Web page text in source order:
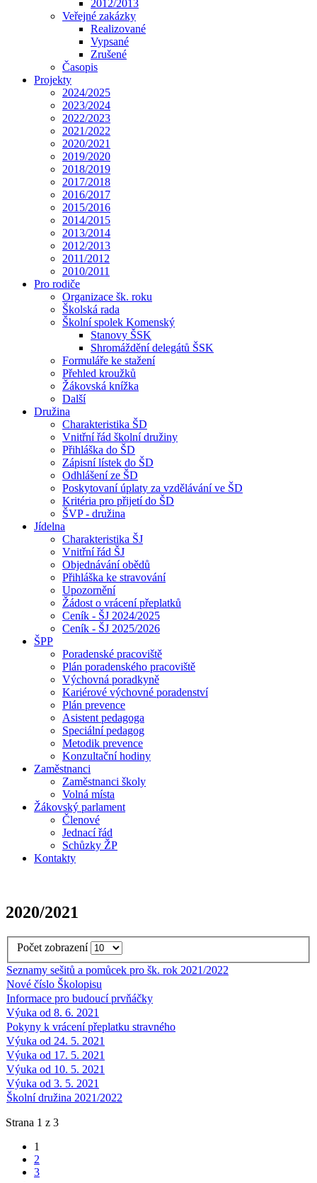
2012/2013
Veřejné zakázky
Realizované
Vypsané
Zrušené
Časopis
Projekty
2024/2025
2023/2024
2022/2023
2021/2022
2020/2021
2019/2020
2018/2019
2017/2018
2016/2017
2015/2016
2014/2015
2013/2014
2012/2013
2011/2012
2010/2011
Pro rodiče
Organizace šk. roku
Školská rada
Školní spolek Komenský
Stanovy ŠSK
Shromáždění delegátů ŠSK
Formuláře ke stažení
Přehled kroužků
Žákovská knížka
Další
Družina
Charakteristika ŠD
Vnitřní řád školní družiny
Přihláška do ŠD
Zápisní lístek do ŠD
Odhlášení ze ŠD
Poskytovaní úplaty za vzdělávání ve ŠD
Kritéria pro přijetí do ŠD
ŠVP - družina
Jídelna
Charakteristika ŠJ
Vnitřní řád ŠJ
Objednávání obědů
Přihláška ke stravování
Upozornění
Žádost o vrácení přeplatků
Ceník - ŠJ 2024/2025
Ceník - ŠJ 2025/2026
ŠPP
Poradenské pracoviště
Plán poradenského pracoviště
Výchovná poradkyně
Kariérové výchovné poradenství
Plán prevence
Asistent pedagoga
Speciální pedagog
Metodik prevence
Konzultační hodiny
Zaměstnanci
Zaměstnanci školy
Volná místa
Žákovský parlament
Členové
Jednací řád
Schůzky ŽP
Kontakty
2020/2021
Počet zobrazení
Seznamy sešitů a pomůcek pro šk. rok 2021/2022
Nové číslo Školopisu
Informace pro budoucí prvňáčky
Výuka od 8. 6. 2021
Pokyny k vrácení přeplatku stravného
Výuka od 24. 5. 2021
Výuka od 17. 5. 2021
Výuka od 10. 5. 2021
Výuka od 3. 5. 2021
Školní družina 2021/2022
Strana 1 z 3
1
2
3